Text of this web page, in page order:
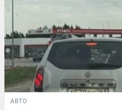
АВТО